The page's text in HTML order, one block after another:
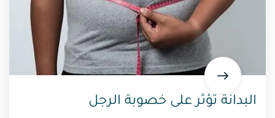
البدانة تؤثر على خصوبة الرجل